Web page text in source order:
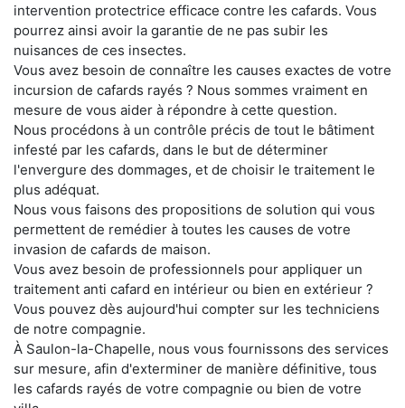
intervention protectrice efficace contre les cafards. Vous
pourrez ainsi avoir la garantie de ne pas subir les
nuisances de ces insectes.
Vous avez besoin de connaître les causes exactes de votre
incursion de cafards rayés ? Nous sommes vraiment en
mesure de vous aider à répondre à cette question.
Nous procédons à un contrôle précis de tout le bâtiment
infesté par les cafards, dans le but de déterminer
l'envergure des dommages, et de choisir le traitement le
plus adéquat.
Nous vous faisons des propositions de solution qui vous
permettent de remédier à toutes les causes de votre
invasion de cafards de maison.
Vous avez besoin de professionnels pour appliquer un
traitement anti cafard en intérieur ou bien en extérieur ?
Vous pouvez dès aujourd'hui compter sur les techniciens
de notre compagnie.
À Saulon-la-Chapelle, nous vous fournissons des services
sur mesure, afin d'exterminer de manière définitive, tous
les cafards rayés de votre compagnie ou bien de votre